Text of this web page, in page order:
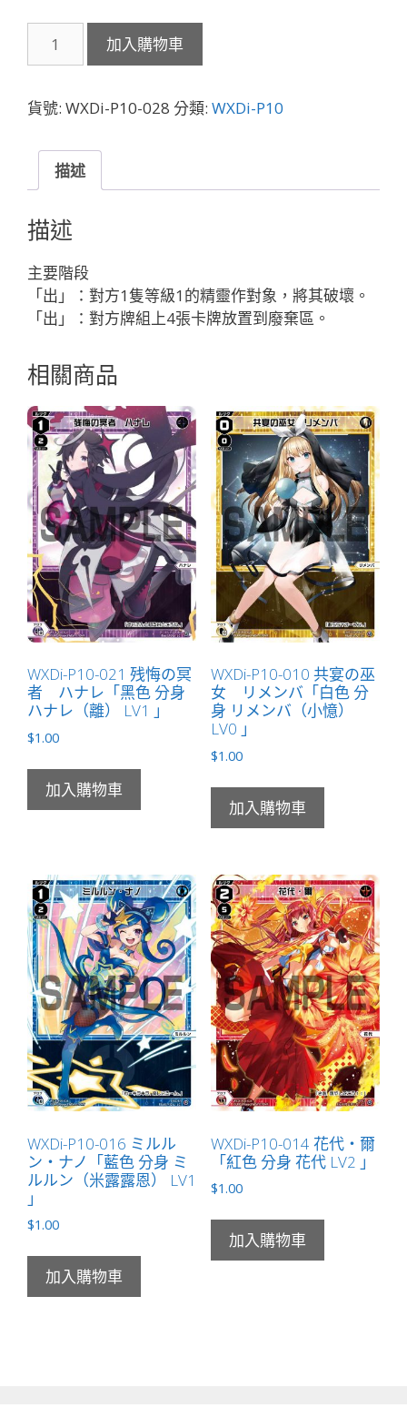
P10-
ウ
ス・
ケ
ア
ー
「黑
色
輔
身
リ
ス
（烏
莉
絲）
LV1
」
數
量
加入購物車
貨號: WXDi-P10-028 分類: WXDi-P10
描述
描述
主要階段
「出」：對方1隻等級1的精靈作對象，將其破壞。
「出」：對方牌組上4張卡牌放置到廢棄區。
相關商品
WXDi-P10-021 残悔の冥
者 ハナレ「黑色 分身
ハナレ（離） LV1 」
$1.00
加入購物車
WXDi-P10-010 共宴の巫
女 リメンバ「白色 分
身 リメンバ（小憶）
LV0 」
$1.00
加入購物車
WXDi-P10-016 ミルル
ン・ナノ「藍色 分身 ミ
ルルン（米露露恩） LV1
」
$1.00
加入購物車
WXDi-P10-014 花代・爾
「紅色 分身 花代 LV2 」
$1.00
加入購物車